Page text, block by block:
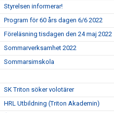
Styrelsen informerar!
Program för 60 års dagen 6/6 2022
Föreläsning tisdagen den 24 maj 2022
Sommarverksamhet 2022
Sommarsimskola
SK Triton söker volotärer
HRL Utbildning (Triton Akademin)